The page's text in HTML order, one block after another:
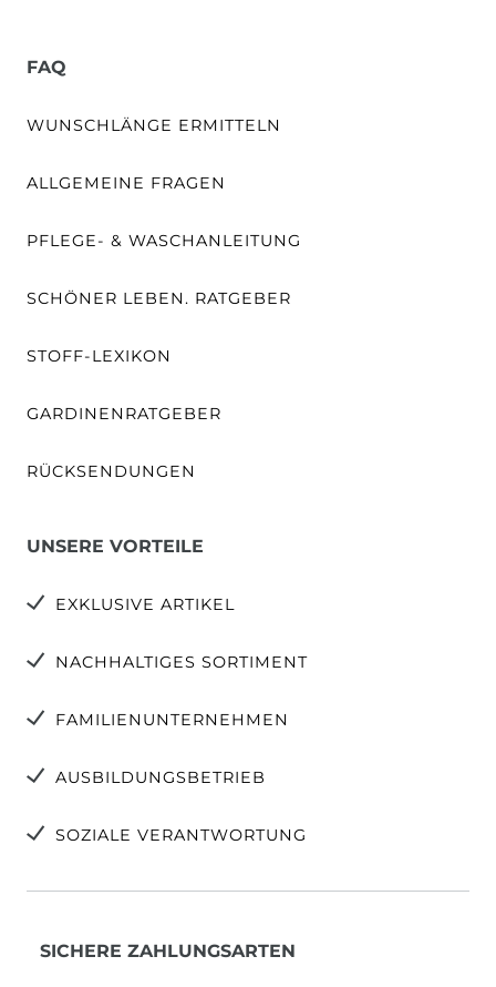
FAQ
WUNSCHLÄNGE ERMITTELN
ALLGEMEINE FRAGEN
PFLEGE- & WASCHANLEITUNG
SCHÖNER LEBEN. RATGEBER
STOFF-LEXIKON
GARDINENRATGEBER
RÜCKSENDUNGEN
UNSERE VORTEILE
EXKLUSIVE ARTIKEL
NACHHALTIGES SORTIMENT
FAMILIENUNTERNEHMEN
AUSBILDUNGSBETRIEB
SOZIALE VERANTWORTUNG
SICHERE ZAHLUNGSARTEN